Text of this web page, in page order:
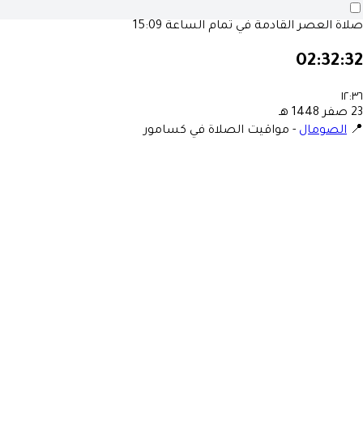
صلاة العصر القادمة في تمام الساعة 15:09
02:32:32
١٢:٣٦
23 صفر 1448 هـ
📍 الصومال - مواقيت الصلاة في كسامور